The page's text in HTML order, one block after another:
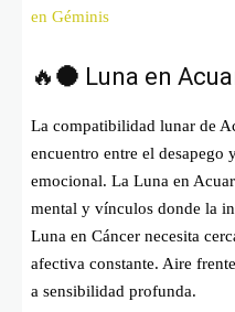
en Géminis
🔥🌑 Luna en
La compatibilidad lunar de
encuentro entre el desapego
emocional. La Luna en
mental y vínculos donde la
Luna en Cáncer necesita
afectiva constante. Aire
a sensibilidad profunda.